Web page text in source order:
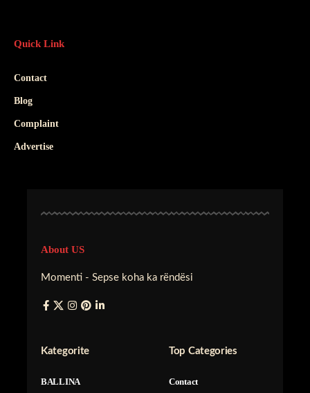
Quick Link
Contact
Blog
Complaint
Advertise
About US
Momenti - Sepse koha ka rëndësi
Kategorite
BALLINA
Top Categories
Contact